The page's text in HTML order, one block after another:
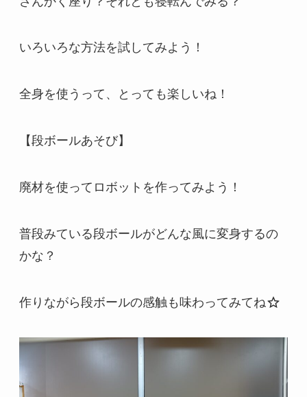
いろいろな方法を試してみよう！
全身を使うって、とっても楽しいね！
【段ボールあそび】
廃材を使ってロボットを作ってみよう！
普段みている段ボールがどんな風に変身するの
かな？
作りながら段ボールの感触も味わってみてね